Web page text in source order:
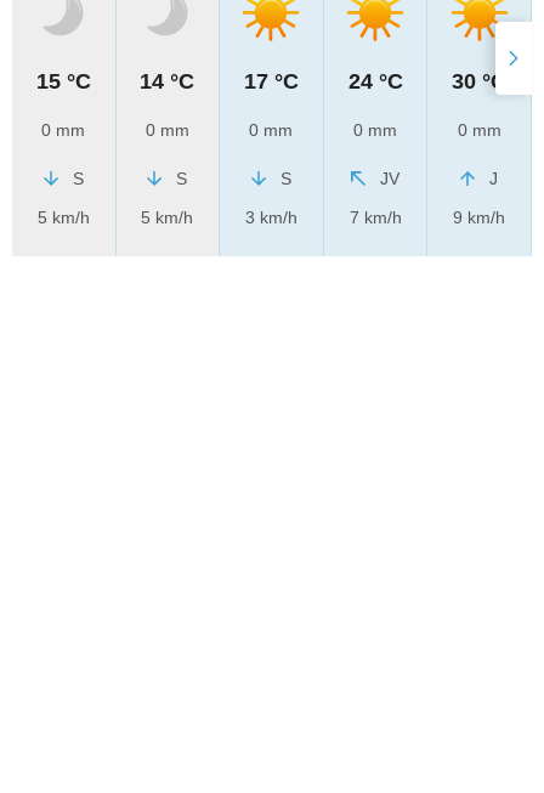
15 °C
0 mm
S
5 km/h
14 °C
0 mm
S
5 km/h
17 °C
0 mm
S
3 km/h
24 °C
0 mm
JV
7 km/h
30 °C
0 mm
J
9 km/h